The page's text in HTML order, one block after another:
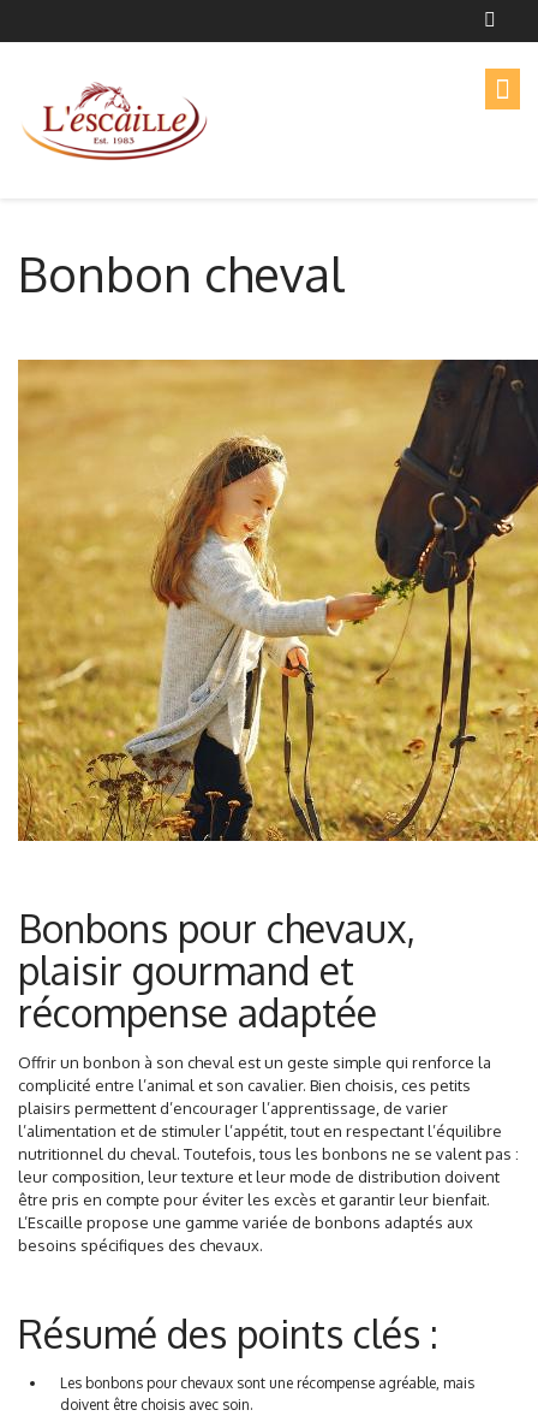
Bonbon cheval
Bonbons pour chevaux,
plaisir gourmand et
récompense adaptée
Offrir un bonbon à son cheval est un geste simple qui renforce la
complicité entre l’animal et son cavalier. Bien choisis, ces petits
plaisirs permettent d’encourager l’apprentissage, de varier
l’alimentation et de stimuler l’appétit, tout en respectant l’équilibre
nutritionnel du cheval. Toutefois, tous les bonbons ne se valent pas :
leur composition, leur texture et leur mode de distribution doivent
être pris en compte pour éviter les excès et garantir leur bienfait.
L’Escaille propose une gamme variée de bonbons adaptés aux
besoins spécifiques des chevaux.
Résumé des points clés :
Les bonbons pour chevaux sont une récompense agréable, mais
doivent être choisis avec soin.